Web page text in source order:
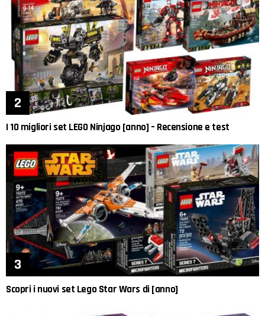
I 10 migliori set LEGO Ninjago [anno] – Recensione e test
Scopri i nuovi set Lego Star Wars di [anno]